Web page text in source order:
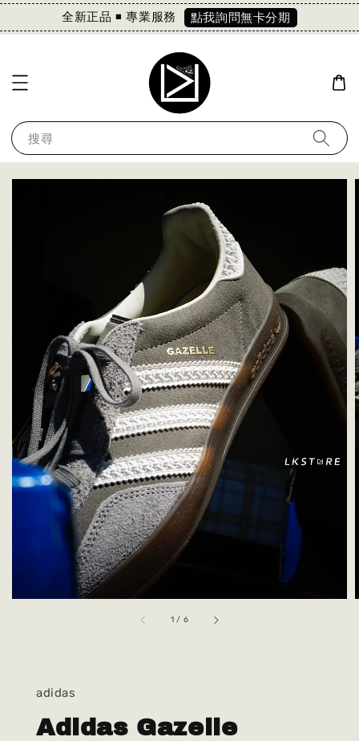
全新正品 ◾️ 專業服務 點我詢問無卡分期
搜尋
1 / 6
adidas
Adidas Gazelle